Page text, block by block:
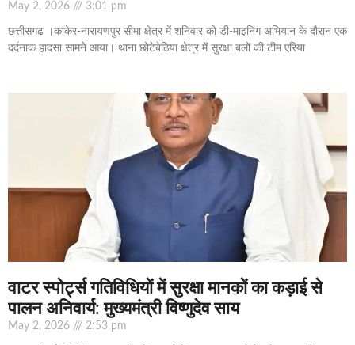
May 2, 2026 3:01 pm
छत्तीसगढ़ ।कांकेर-नारायणपुर सीमा क्षेत्र में शनिवार को डी-माइनिंग अभियान के दौरान एक
दर्दनाक हादसा सामने आया। थाना छोटेबेठिया क्षेत्र में सुरक्षा बलों की टीम एरिया
वाटर स्पोर्ट्स गतिविधियों में सुरक्षा मानकों का कड़ाई से
पालन अनिवार्य: मुख्यमंत्री विष्णुदेव साय
May 2, 2026 2:53 pm